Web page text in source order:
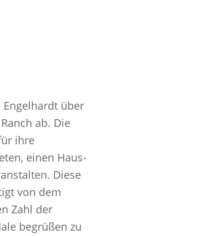
über
ab. Die
ihre
einen Haus-
Diese
von dem
Zahl der
begrüßen zu